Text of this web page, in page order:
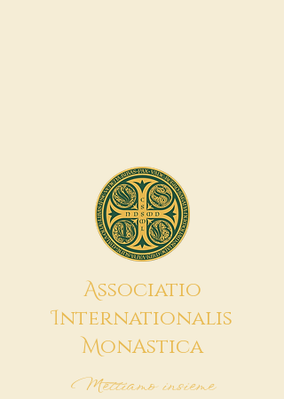
Associatio
Internationalis
MonAstica
Mettiamo insieme